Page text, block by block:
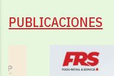
PUBLICACIONES